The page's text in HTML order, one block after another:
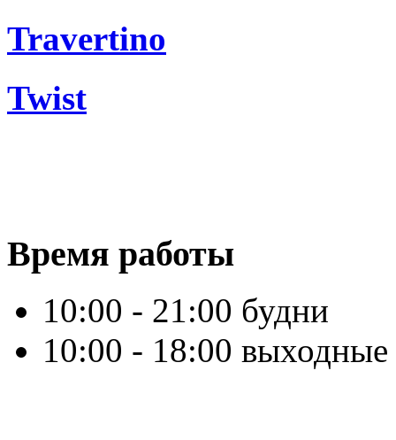
Travertino
Twist
Время работы
10:00 - 21:00 будни
10:00 - 18:00 выходные